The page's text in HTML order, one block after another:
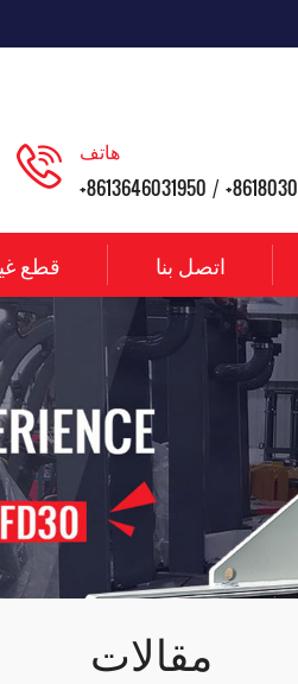
هاتف
+8613646031950 /
قطع اتصل بنا
مقالات